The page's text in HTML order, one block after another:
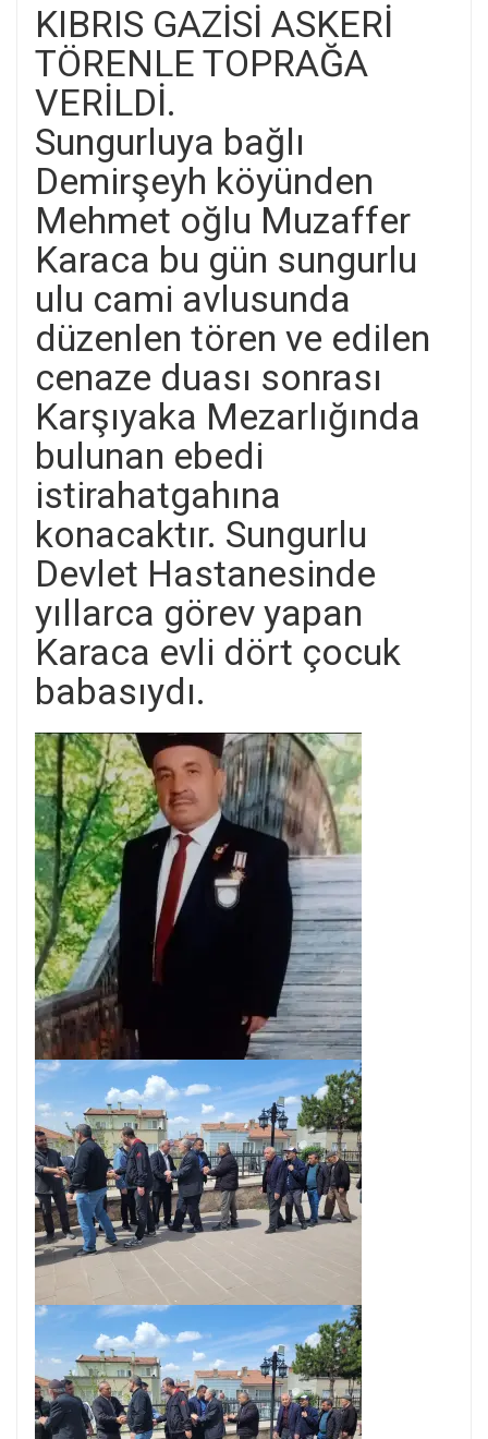
KIBRIS GAZİSİ ASKERİ
TÖRENLE TOPRAĞA
VERİLDİ.
Sungurluya bağlı
Demirşeyh köyünden
Mehmet oğlu Muzaffer
Karaca bu gün sungurlu
ulu cami avlusunda
düzenlen tören ve edilen
cenaze duası sonrası
Karşıyaka Mezarlığında
bulunan ebedi
istirahatgahına
konacaktır. Sungurlu
Devlet Hastanesinde
yıllarca görev yapan
Karaca evli dört çocuk
babasıydı.